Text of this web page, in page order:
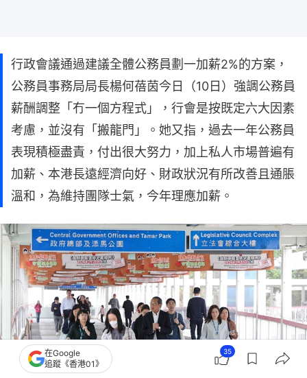
行政會議通過建議全體公務員劃一加薪2%的方案，
公務員事務局局長楊何蓓茵今日（10日）強調公務員
薪酬調整「冇一個方程式」，行會是按既定六大因素
考慮，並沒有「搬龍門」。她又指，過去一年公務員
表現積極盡責，付出很大努力，加上私人市場普遍有
加薪、本港長遠經濟向好、財政狀況有所改善且通脹
溫和，為維持團隊士氣，今年理應加薪。
在Google
追蹤《香港01》
35